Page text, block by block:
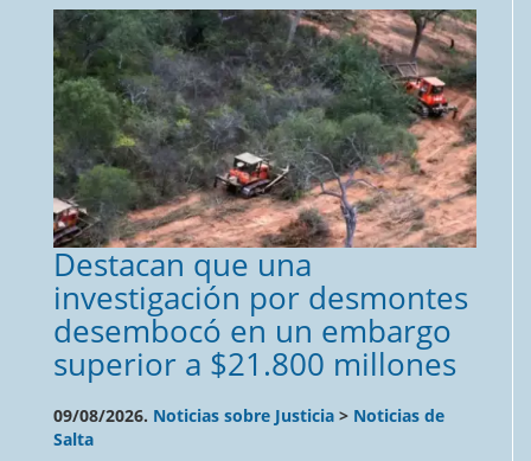
Destacan que una
investigación por desmontes
desembocó en un embargo
superior a $21.800 millones
09/08/2026. Noticias sobre Justicia > Noticias de
Salta